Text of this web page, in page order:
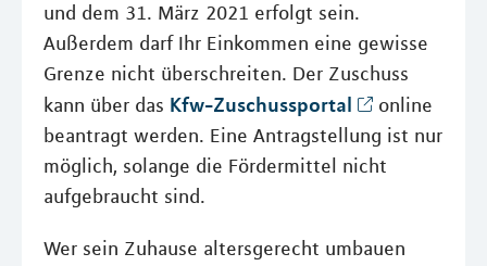
und dem 31. März 2021 erfolgt sein.
Außerdem darf Ihr Einkommen eine gewisse
Grenze nicht überschreiten. Der Zuschuss
kann über das Kfw-Zuschussportal
online
beantragt werden. Eine Antragstellung ist nur
möglich, solange die Fördermittel nicht
aufgebraucht sind.
Wer sein Zuhause altersgerecht umbauen